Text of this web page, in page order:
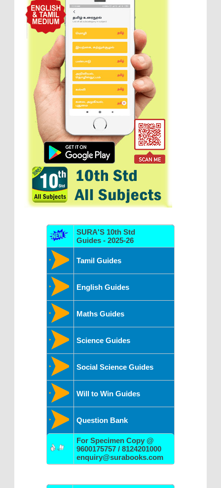
SURA'S 10th Std
Guides - 2025-26
Tamil Guides
English Guides
Maths Guides
Science Guides
Social Science Guides
Will to Win Guides
Question Bank
For Specimen Copy @
9600175757 / 8124201000
enquiry@surabooks.com